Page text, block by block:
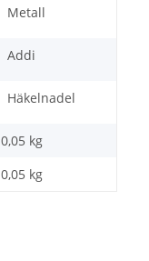
Metall
Addi
Häkelnadel
0,05 kg
0,05 kg